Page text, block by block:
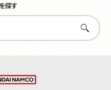
探す
さがす